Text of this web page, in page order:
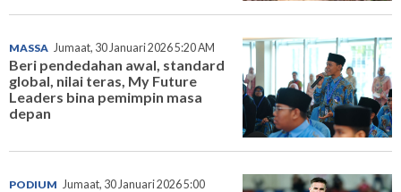
MASSA Jumaat, 30 Januari 2026 5:20 AM
Beri pendedahan awal, standard
global, nilai teras, My Future
Leaders bina pemimpin masa
depan
PODIUM Jumaat, 30 Januari 2026 5:00